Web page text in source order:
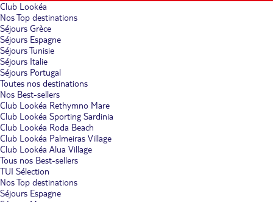
Club Lookéa
Nos Top destinations
Séjours Grèce
Séjours Espagne
Séjours Tunisie
Séjours Italie
Séjours Portugal
Toutes nos destinations
Nos Best-sellers
Club Lookéa Rethymno Mare
Club Lookéa Sporting Sardinia
Club Lookéa Roda Beach
Club Lookéa Palmeiras Village
Club Lookéa Alua Village
Tous nos Best-sellers
TUI Sélection
Nos Top destinations
Séjours Espagne